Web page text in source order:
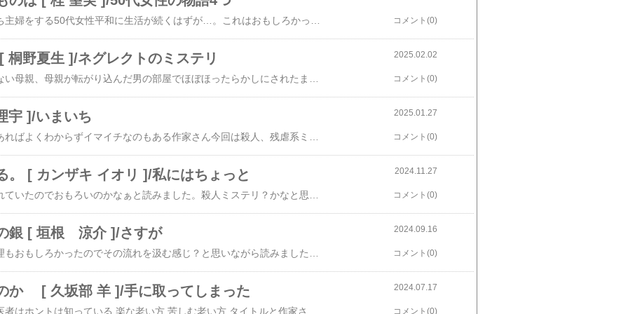
コメント(0)
桐野夏生 ]/ネグレクトのミステリ 2025.02.02
コメント(0)
]/いまいち 2025.01.27
コメント(0)
。 [ カンザキ イオリ ]/私にはちょっと 2024.11.27
コメント(0)
銀 [ 垣根 涼介 ]/さすが 2024.09.16
コメント(0)
か [ 久坂部 羊 ]/手に取ってしまった 2024.07.17
コメント(0)